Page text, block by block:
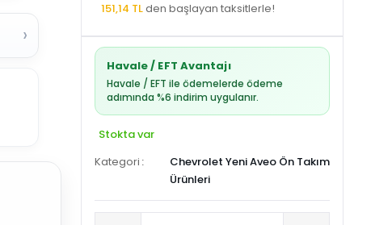
›
151,14 TLden başlayan taksitlerle!
Havale / EFT Avantajı
Havale / EFT ile ödemelerde ödeme
adımında %6 indirim uygulanır.
Stokta var
Kategori
Chevrolet Yeni Aveo Ön Takım
Ürünleri